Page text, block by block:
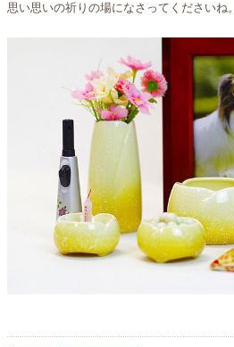
思い思いの祈りの場になさってくださいね。